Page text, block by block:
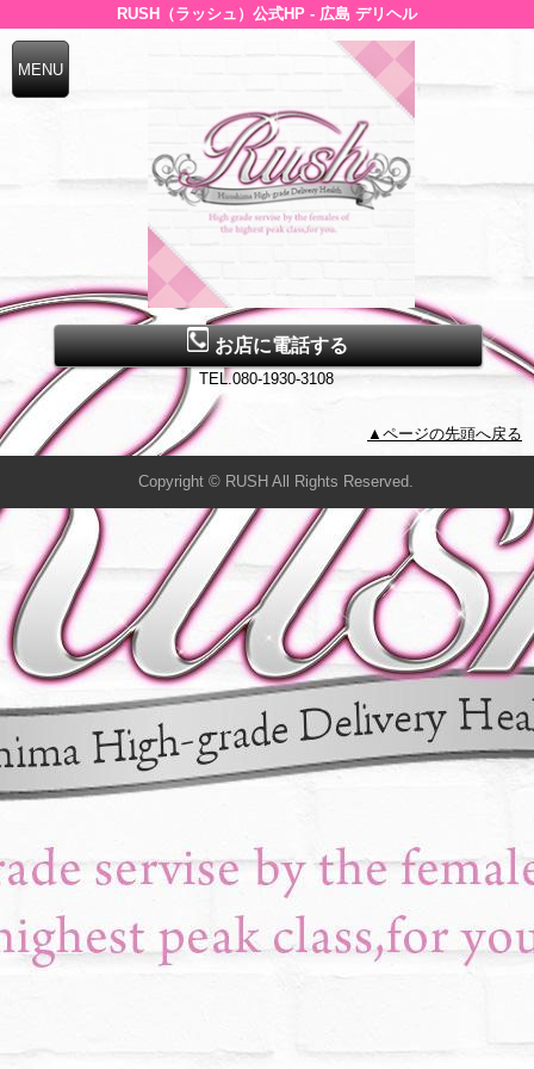
RUSH（ラッシュ）公式HP - 広島 デリヘル
お店に電話する
TEL.080-1930-3108
▲ページの先頭へ戻る
Copyright © RUSH All Rights Reserved.